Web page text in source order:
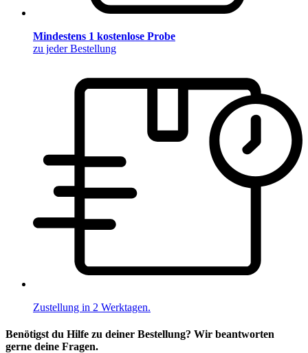
Mindestens 1 kostenlose Probe
zu jeder Bestellung
Zustellung in 2 Werktagen.
Benötigst du Hilfe zu deiner Bestellung? Wir beantworten
gerne deine Fragen.